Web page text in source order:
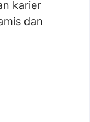
karier
dan